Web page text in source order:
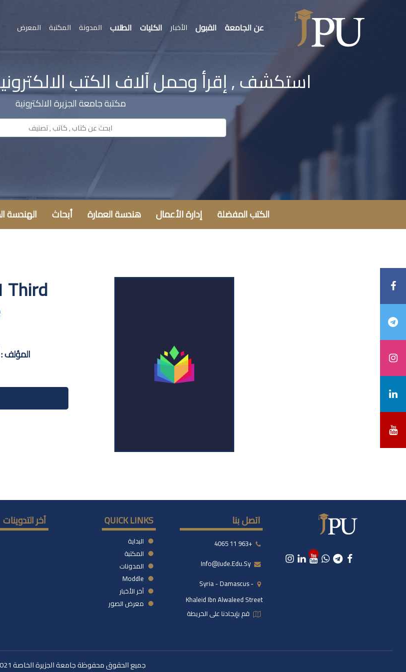
عن الجامعة القبول الأخبار الكليات الطلاب المدونة المكتبة المعرض
استكشف , إقرأ وحمل آلاف الكتب
مكتبة جامعة الجزيرة الالكترونية
الهندسة أبحاث هندسة العمارة إدارة الأعمال الكتب المفضلة
Third
المؤلف :
اتصل بنا
+963 11 4065
Syria - Damascus -
Khaleid Ibn Alwaleed Street
قم بإيجادنا على الخريطة
QUICK LINKS
البداية
المكتبة
المدونات
Moddle
آخر الأخبار
معرض الصور
آخر التدوينات
جميع الحقوق محفوظة جامعة الجزيرة الخاصة 2021